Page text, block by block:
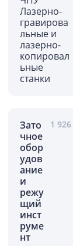
Лазерно-
гравирова
льные и
лазерно-
копировал
ьные
станки
Зато
чное
обор
удов
ание
и
режу
щий
инст
руме
нт
1 926